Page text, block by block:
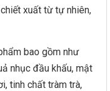
xuất từ tự nhiên,
bao gồm như
nhục đầu khấu, mật
tinh chất tràm trà,